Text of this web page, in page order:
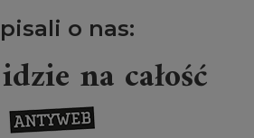
o nas:
na całość